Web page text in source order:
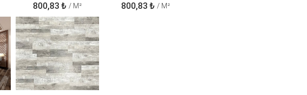
800,83 ₺ / M² 800,83 ₺ / M²